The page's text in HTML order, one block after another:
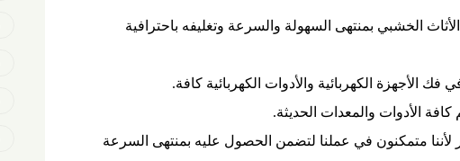
الخشبي بمنتهى السهولة والسرعة وتغليفه باحترافية
الأجهزة الكهربائية والأدوات الكهربائية كافة.
الأدوات والمعدات الحديثة.
متمكنون في عملنا لتضمن الحصول عليه بمنتهى السرعة